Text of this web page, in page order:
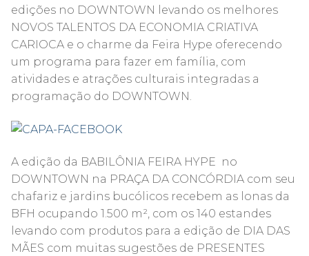
edições no DOWNTOWN levando os melhores
NOVOS TALENTOS DA ECONOMIA CRIATIVA
CARIOCA e o charme da Feira Hype oferecendo
um programa para fazer em família, com
atividades e atrações culturais integradas a
programação do DOWNTOWN.
A edição da BABILÔNIA FEIRA HYPE no
DOWNTOWN na PRAÇA DA CONCÓRDIA com seu
chafariz e jardins bucólicos recebem as lonas da
BFH ocupando 1.500 m², com os 140 estandes
levando com produtos para a edição de DIA DAS
MÃES com muitas sugestões de PRESENTES